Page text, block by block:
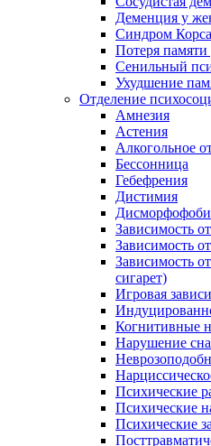
Деменция у
Синдром
Потеря
Сенильный
Ухудшение
Отделение
Амнезия
Астения
Алкогольное
Бессонница
Гебефрения
Дистимия
Зависимость
Зависимость
Зависимость
сигарет)
Игровая
Когнитивные
Нарушение сна
Психические
Психические
Психические